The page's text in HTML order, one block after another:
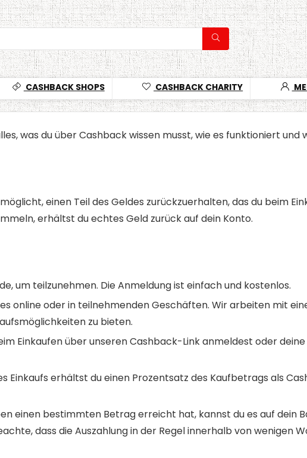
CASHBACK SHOPS CASHBACK CHARITY
was du über Cashback wissen musst, wie es funktioniert
einen Teil des Geldes zurückzuerhalten, das du beim
erhältst du echtes Geld zurück auf dein Konto.
um teilzunehmen. Die Anmeldung ist einfach und kostenlos.
online oder in teilnehmenden Geschäften. Wir arbeiten mit
zu bieten.
Einkaufen über unseren Cashback-Link anmeldest oder
Einkaufs erhältst du einen Prozentsatz des Kaufbetrags als
einen bestimmten Betrag erreicht hat, kannst du es auf dein
dass die Auszahlung in der Regel innerhalb von wenigen